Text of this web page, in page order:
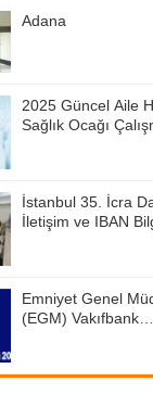
Adana
2025 Güncel Aile
Sağlık Ocağı
İstanbul 35. İcra
İletişim ve IBAN
Emniyet Genel
(EGM) Vakıfbank